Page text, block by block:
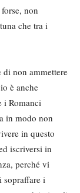
non
che tra i
di non ammettere
è anche
i Romanci
in modo non
in questo
iscriversi in
perché vi
sopraffare i